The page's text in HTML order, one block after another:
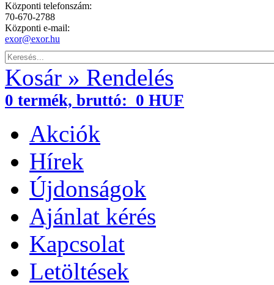
Központi telefonszám:
70-670-2788
Központi e-mail:
exor@exor.hu
Kosár » Rendelés
0 termék, bruttó: 0 HUF
Akciók
Hírek
Újdonságok
Ajánlat kérés
Kapcsolat
Letöltések